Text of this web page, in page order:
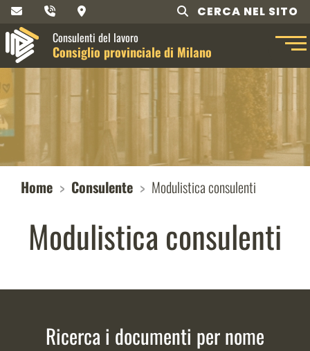
CERCA NEL SITO
Consulenti del lavoro
Consiglio provinciale di Milano
Home Consulente Modulistica consulenti
Modulistica consulenti
Ricerca i documenti per nome